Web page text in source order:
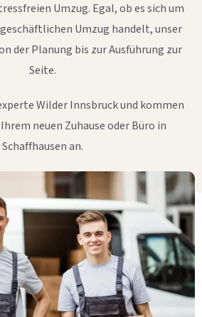
Umzug. Egal, ob es sich um
Umzug handelt, unser
der Planung bis zur Ausführung zur
Seite.
Wilder Innsbruck und kommen
neuen Zuhause oder Büro in
Schaffhausen an.